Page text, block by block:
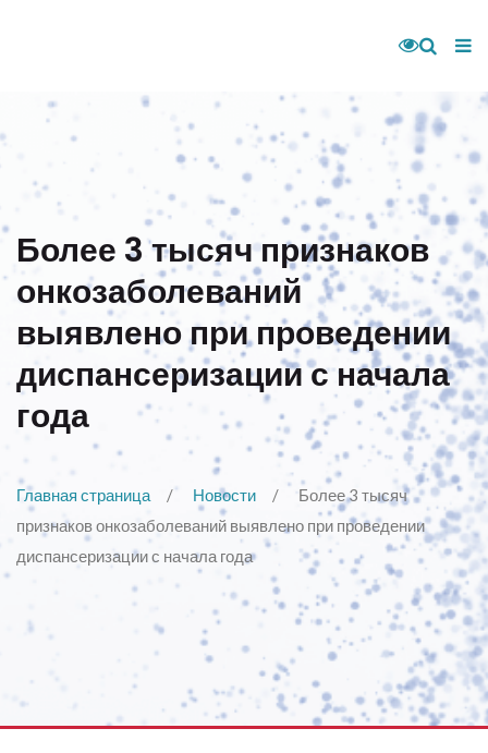
Более 3 тысяч признаков
онкозаболеваний
выявлено при проведении
диспансеризации с начала
года
Главная страница Новости
Более 3 тысяч
признаков онкозаболеваний выявлено при проведении
диспансеризации с начала года